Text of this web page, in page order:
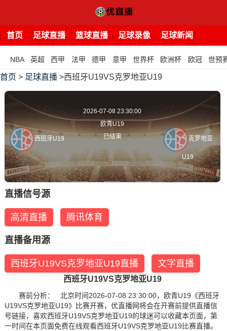
首页 足球直播 篮球直播 足球录像 足球新闻
NBA 英超 西甲 法甲 德甲 意甲 世界杯 欧洲杯 欧冠 世预
首页 > 足球直播 >西班牙U19VS克罗地亚U19
西班牙U19
2026-07-08 23:30:00
欧青U19
已结束
克罗地亚
U19
直播信号源
高清直播 腾讯体育
直播备用源
西班牙U19VS克罗地亚U19直播 文字直播
西班牙U19VS克罗地亚U19
赛前分析： 北京时间2026-07-08 23:30:00，欧青U19《西班牙
U19VS克罗地亚U19》比赛开赛，优直播网将会在开赛前提供直播信
号链接，喜欢西班牙U19VS克罗地亚U19的球迷可以收藏本页面，第
一时间在本页面免费在线观看西班牙U19VS克罗地亚U19比赛直播。